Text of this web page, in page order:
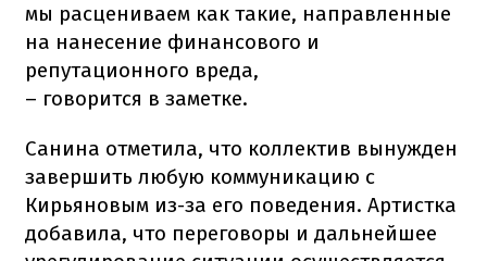
мы расцениваем как такие, направленные
на нанесение финансового и
репутационного вреда,
– говорится в заметке.
Санина отметила, что коллектив вынужден
завершить любую коммуникацию с
Кирьяновым из-за его поведения. Артистка
добавила, что переговоры и дальнейшее